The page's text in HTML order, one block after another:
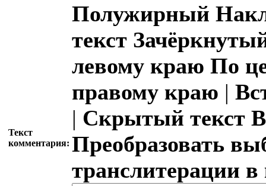
Текст
комментария:
Полужирный
текст
левому краю По
правому краю |
| Скрытый текст
Преобразовать
транслитерации